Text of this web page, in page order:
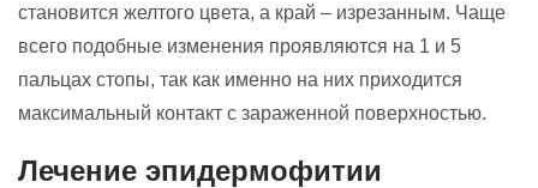
становится желтого цвета, а край – изрезанным. Чаще
всего подобные изменения проявляются на 1 и 5
пальцах стопы, так как именно на них приходится
максимальный контакт с зараженной поверхностью.
Лечение эпидермофитии